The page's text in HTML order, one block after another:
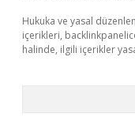
Hukuka ve yasal
içerikleri,
halinde, ilgili içerikler